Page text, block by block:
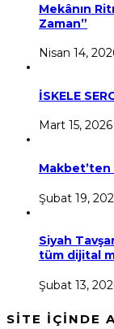
Mekânın
Zaman”
Nisan 14,
İSKELE
Mart 15, 2026
Makbet’ten
Şubat 19,
Siyah
tüm dijital
Şubat 13,
SİTE İÇİNDE